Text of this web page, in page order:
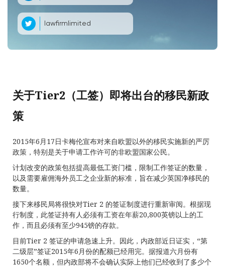
lawfirmlimited
关于Tier2（工签）即将出台的移民新政
策
2015年6月17日卡梅伦宣布对来自欧盟以外的移民实施新的严厉
政策，特别是关于申请工作许可的非欧盟国家公民。
计划改变的政策包括提高最低工资门槛，限制工作签证的数量，
以及需要雇佣海外员工之企业新的标准，旨在减少英国净移民的
数量。
接下来移民局将很快对Tier 2 的签证制度进行重新审阅。根据现
行制度，此签证持有人必须有工资在年薪20,800英镑以上的工
作，而且必须有至少945镑的存款。
目前Tier 2 签证的申请急速上升。因此，内政部近日证实，“第
二级层”签证2015年6月份的配额已经用完。据报道六月份有
1650个名额，但内政部将不会确认实际上他们已经收到了多少个